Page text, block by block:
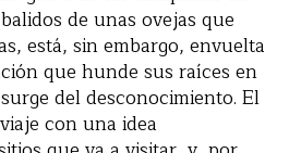
de unas ovejas que
está, sin embargo, envuelta
que hunde sus raíces en
del desconocimiento. El
con una idea